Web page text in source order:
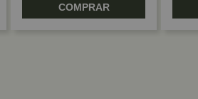
COMPRAR